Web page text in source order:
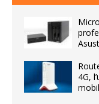
4G,